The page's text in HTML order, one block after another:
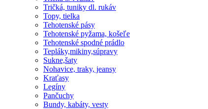
Tričká, tuniky dl. rukáv
Topy, tielka
Tehotenské pásy
Tehotenské pyžama, košeľe
Tehotenské spodné prádlo
Tepláky,mikiny,súpravy
Sukne,šaty
Nohavice, traky, jeansy
Kraťasy
Legíny
Pančuchy
Bundy, kabáty, vesty